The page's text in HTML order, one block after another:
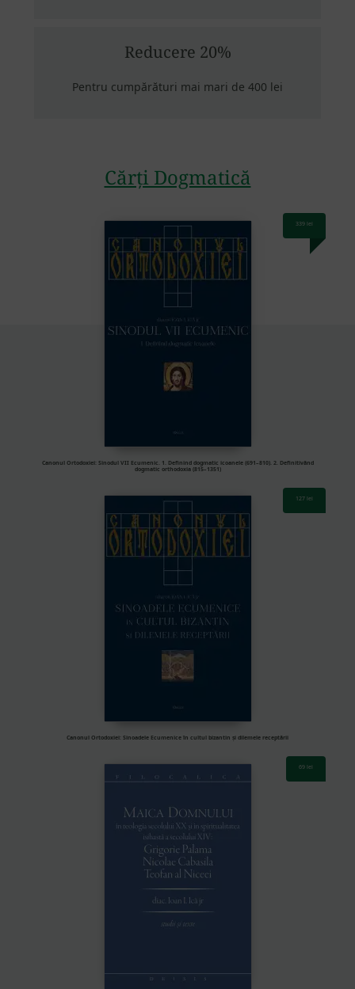
Reducere 20%
Pentru cumpărături mai mari de 400 lei
Cărți Dogmatică
Canonul Ortodoxiei: Sinodul VII Ecumenic. 1. Definind dogmatic icoanele (691–810). 2. Definitivând
dogmatic orthodoxia (815–1351)
339lei
Canonul Ortodoxiei: Sinoadele Ecumenice în cultul bizantin și dilemele receptării
127lei
69lei